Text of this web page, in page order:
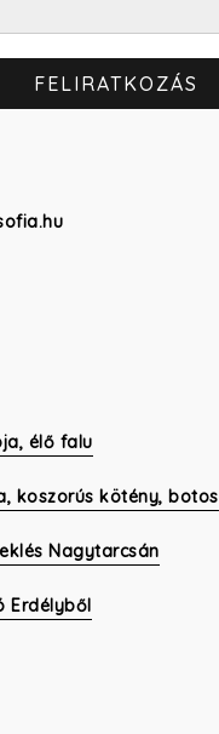
élő falu
koszorús kötény, botos
Nagytarcsán
Erdélyből